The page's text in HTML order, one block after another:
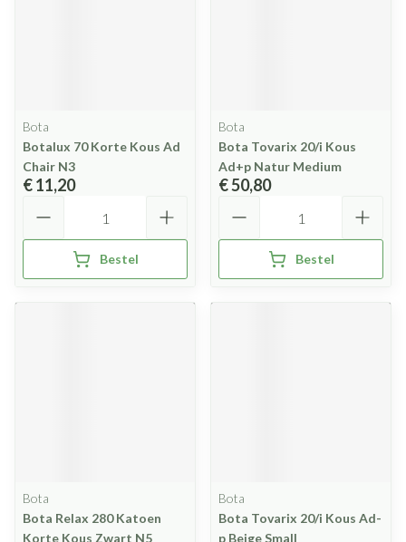
Bota
Botalux 70 Korte Kous Ad
Chair N3
€ 11,20
Bestel
Bota
Bota Tovarix 20/i Kous
Ad+p Natur Medium
€ 50,80
Bestel
Bota
Bota Relax 280 Katoen
Korte Kous Zwart N5
Bota
Bota Tovarix 20/i Kous Ad-
p Beige Small